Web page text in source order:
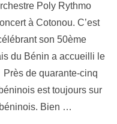
Poly Rythmo
à Cotonou. C’est
son 50ème
du Bénin a accueilli le
de quarante-cinq
est toujours sur
Bien …